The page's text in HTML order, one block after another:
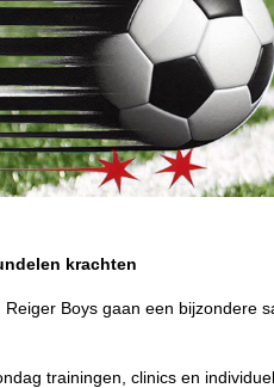
krachten
Boys gaan een bijzondere
trainingen, clinics en